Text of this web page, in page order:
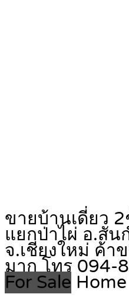
ขายบ้านเดี่ยว
แยกป่าไผ่ อ.สัน
จ.เชียงใหม่ ค้า
มาก โทร 094-
For Sale Home